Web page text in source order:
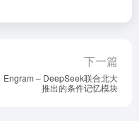
下一篇
Engram – DeepSeek联合北大
推出的条件记忆模块